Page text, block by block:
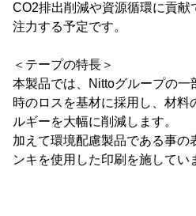
CO2排出削減や資源循環に貢献
注力する予定です。
＜テープの特長＞
本製品では、Nittoグループの一
時のロスを基材に採用し、材料
ルギーを大幅に削減します。
加えて環境配慮製品である事の
ンキを使用した印刷を施してい